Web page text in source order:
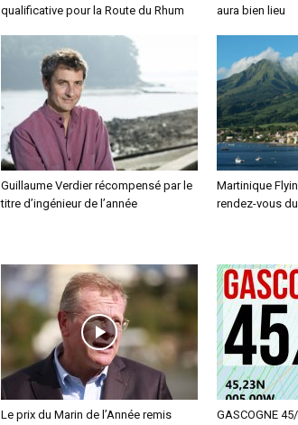
qualificative pour la Route du Rhum
aura bien lieu
Guillaume Verdier récompensé par le
titre d’ingénieur de l’année
Martinique
rendez-vous
Le prix du Marin de l’Année remis
GASCOGNE